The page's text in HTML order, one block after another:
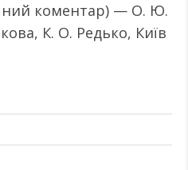
коментар) — О. Ю.
К. О. Редько, Київ